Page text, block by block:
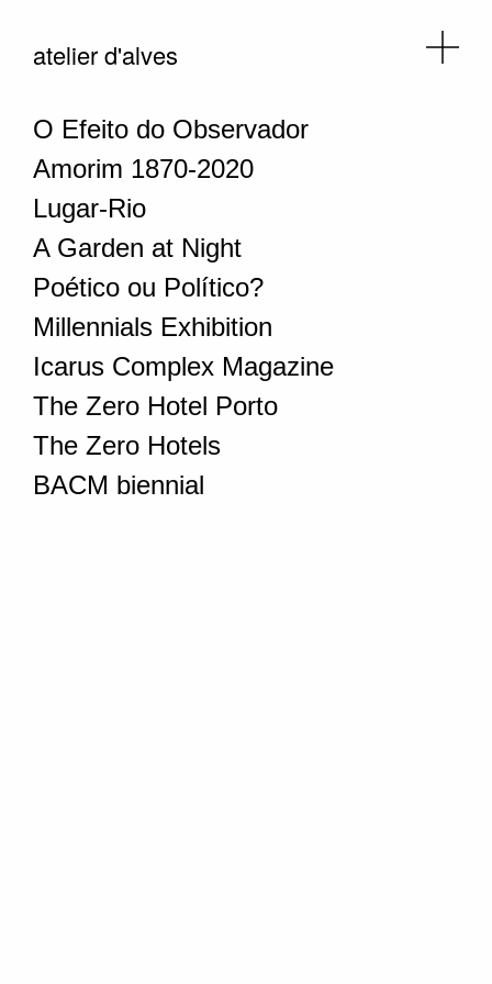
atelier d'alves
O Efeito do Observador
Amorim 1870-2020
Lugar-Rio
A Garden at Night
Poético ou Político?
Millennials Exhibition
Icarus Complex Magazine
The Zero Hotel Porto
The Zero Hotels
BACM biennial